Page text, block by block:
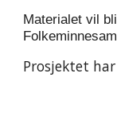
Materialet vil
Prosjektet